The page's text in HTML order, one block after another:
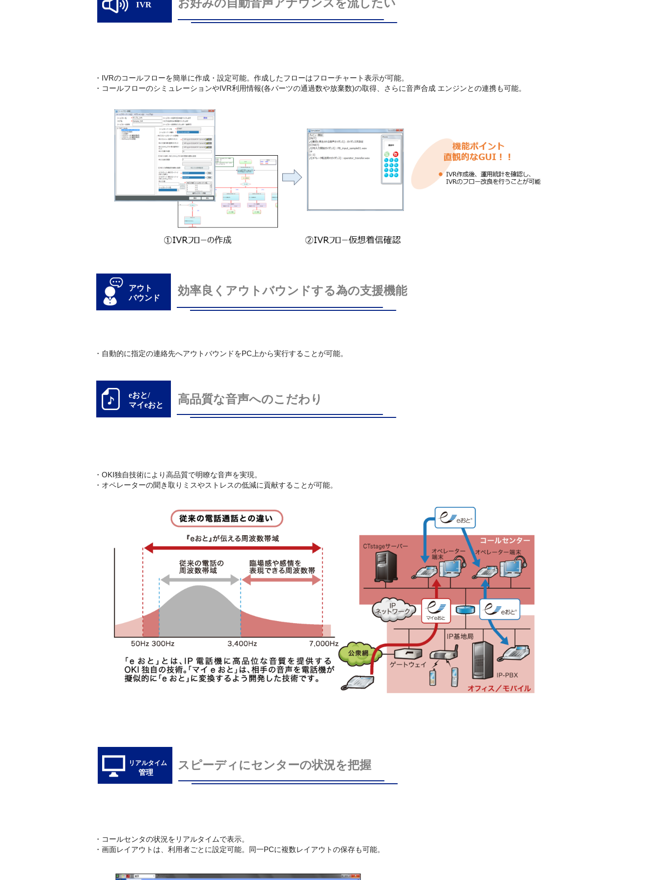
IVR お好みの自動音声アナウンスを流したい
・IVRのコールフローを簡単に作成・設定可能。作成したフローはフローチャート表示が可能。
・コールフローのシミュレーションやIVR利用情報(各パーツの通過数や放棄数)の取得、さらに音声合成 エンジンとの連携も可能。
アウト
バウンド
効率良くアウトバウンドする為の支援機能
・自動的に指定の連絡先へアウトバウンドをPC上から実行することが可能。
eおと/
マイeおと
高品質な音声へのこだわり
・OKI独自技術により高品質で明瞭な音声を実現。
・オペレーターの聞き取りミスやストレスの低減に貢献することが可能。
リアルタイム
管理
スピーディにセンターの状況を把握
・コールセンタの状況をリアルタイムで表示。
・画面レイアウトは、利用者ごとに設定可能。同一PCに複数レイアウトの保存も可能。